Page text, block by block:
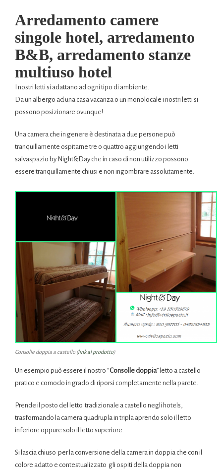
Arredamento camere
singole hotel, arredamento
B&B, arredamento stanze
multiuso hotel
I nostri letti si adattano ad ogni tipo di ambiente.
Da un albergo ad una casa vacanza o un monolocale i nostri letti si
possono posizionare ovunque!
Una camera che in genere è destinata a due persone può
tranquillamente ospitarne tre o quattro aggiungendo i letti
salvaspazio by Night&Day che in caso di non utilizzo possono
essere tranquillamente chiusi e non ingombrare assolutamente.
Consolle doppia a castello (link al prodotto)
Un esempio può essere il nostro “Consolle doppia” letto a castello
pratico e comodo in grado di riporsi completamente nella parete.
Prende il posto del letto tradizionale a castello negli hotels,
trasformando la camera quadrupla in tripla aprendo solo il letto
inferiore oppure solo il letto superiore.
Si lascia chiuso per la conversione della camera in doppia che con il
colore adatto e contestualizzato gli ospiti della doppia non